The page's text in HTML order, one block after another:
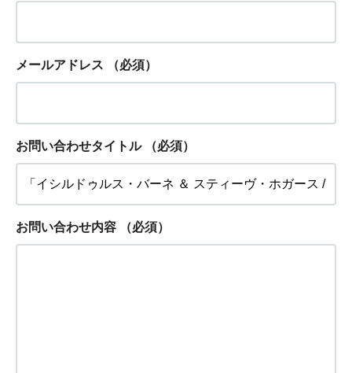
メールアドレス （必須）
お問い合わせタイトル （必須）
お問い合わせ内容 （必須）